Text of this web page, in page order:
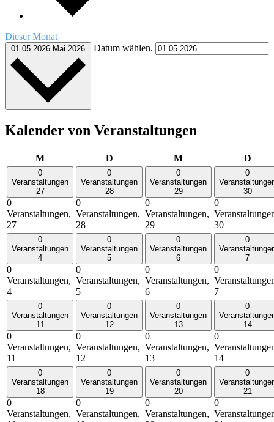
Dieser Monat
01.05.2026 Mai 2026 Datum wählen.
Kalender von Veranstaltungen
MMontag DDienstag MMittwoch D
0
Veranstaltungen
27
0
Veranstaltungen,
27
0
Veranstaltungen
28
0
Veranstaltungen,
28
0
Veranstaltungen
29
0
Veranstaltungen,
29
0
30
0
30
0
Veranstaltungen
4
0
Veranstaltungen,
4
0
Veranstaltungen
5
0
Veranstaltungen,
5
0
Veranstaltungen
6
0
Veranstaltungen,
6
0
7
0
7
0
Veranstaltungen
11
0
Veranstaltungen,
11
0
Veranstaltungen
12
0
Veranstaltungen,
12
0
Veranstaltungen
13
0
Veranstaltungen,
13
0
14
0
14
0
Veranstaltungen
18
0
Veranstaltungen,
0
Veranstaltungen
19
0
Veranstaltungen,
0
Veranstaltungen
20
0
Veranstaltungen,
0
21
0